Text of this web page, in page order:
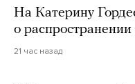
На Катерину
о
21 час назад